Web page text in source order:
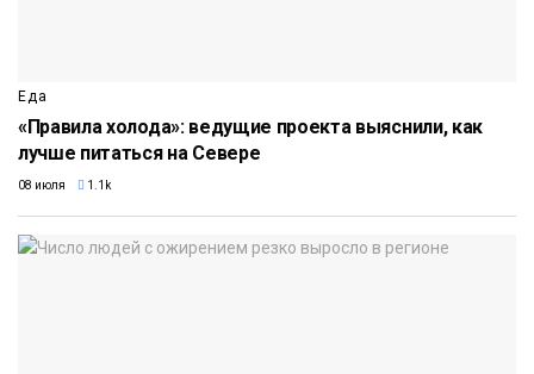
Еда
«Правила холода»: ведущие проекта выяснили, как
лучше питаться на Севере
08 июля 1.1k